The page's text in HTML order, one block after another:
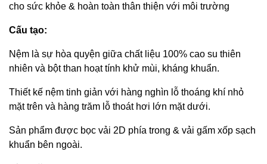
cho sức khỏe & hoàn toàn thân thiện với môi trường
Cấu tạo:
Nệm là sự hòa quyện giữa chất liệu 100% cao su thiên
nhiên và bột than hoạt tính khử mùi, kháng khuẩn.
Thiết kế nệm tinh giản với hàng nghìn lỗ thoáng khí nhỏ
mặt trên và hàng trăm lỗ thoát hơi lớn mặt dưới.
Sản phẩm được bọc vải 2D phía trong & vải gấm xốp sạch
khuẩn bên ngoài.